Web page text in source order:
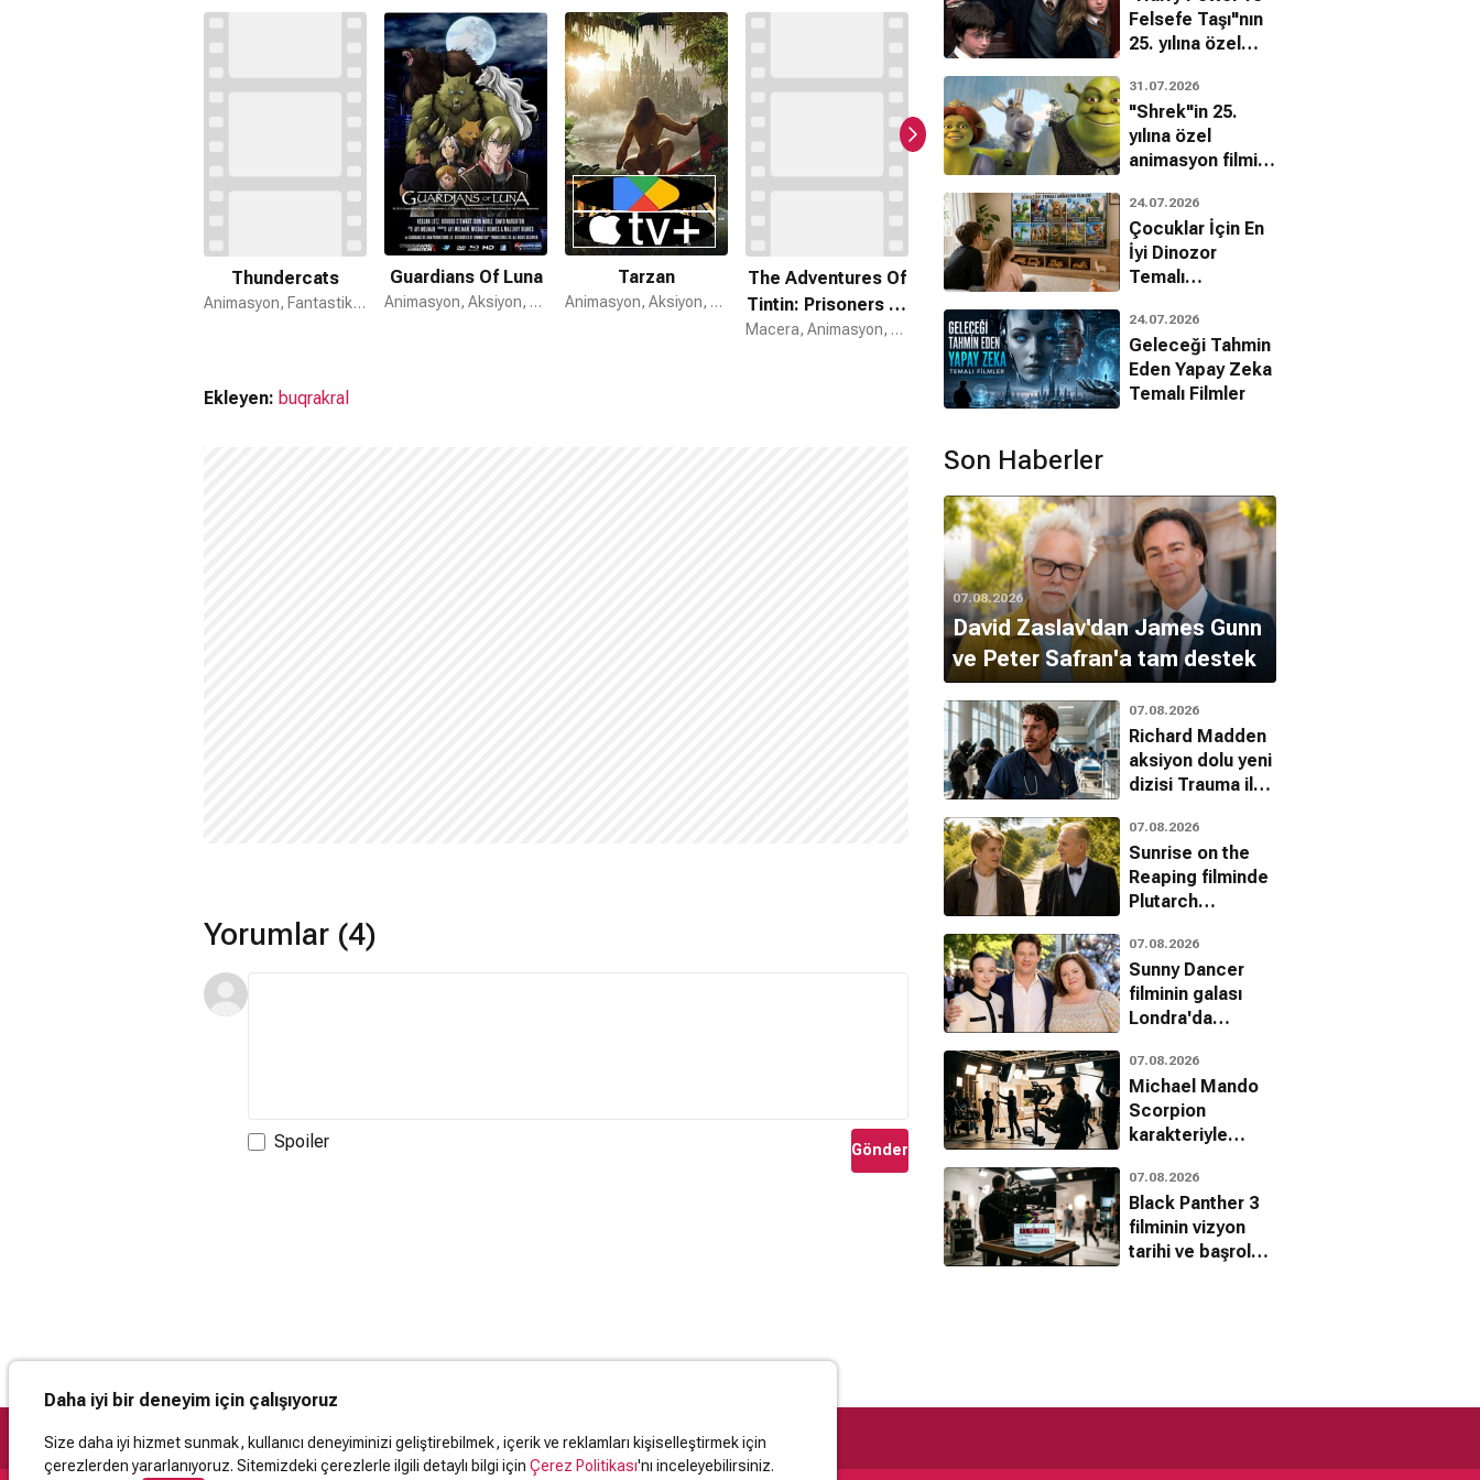
Chip 'n' Dale Rescue Rangers filmi 1 kez ödül kazanmıştır bunlar: 74. Creative Arts Emmy
Awards (2022) En İyi Televizyon Filmi.
Thundercats
Animasyon, Fantastik, Aksiyon
Guardians Of Luna
Animasyon, Aksiyon, Macera
Tarzan
Animasyon, Aksiyon, Macera
The Adventures Of
Tintin: Prisoners Of
The Sun
Macera, Animasyon, Gizem
Oz Wars Kung Fu Panda 3
Ekleyen: buqrakral
Yorumlar (4)
Spoiler Gönder
Felsefe Taşı"nın
25. yılına özel
bilinmeyenleri!
31.07.2026
"Shrek"in 25.
yılına özel
animasyon filmin
24.07.2026
Çocuklar İçin En
İyi Dinozor
Temalı
Filmleri
24.07.2026
Geleceği Tahmin
Eden Yapay Zeka
Temalı Filmler
Son Haberler
07.08.2026
David Zaslav'dan James Gunn
ve Peter Safran'a tam destek
07.08.2026
Richard Madden
aksiyon dolu yeni
dizisi Trauma ile
07.08.2026
Sunrise on the
Reaping filminde
Plutarch
karakterini kim
canlandıracak?
07.08.2026
Sunny Dancer
filminin galası
Londra'da
07.08.2026
Michael Mando
Scorpion
karakteriyle
döndü
07.08.2026
Black Panther 3
filminin vizyon
tarihi ve başrolü
Daha iyi bir deneyim için çalışıyoruz
Size daha iyi hizmet sunmak, kullanıcı deneyiminizi geliştirebilmek, içerik ve reklamları kişiselleştirmek için
çerezlerden yararlanıyoruz. Sitemizdeki çerezlerle ilgili detaylı bilgi için Çerez Politikası'nı inceleyebilirsiniz.